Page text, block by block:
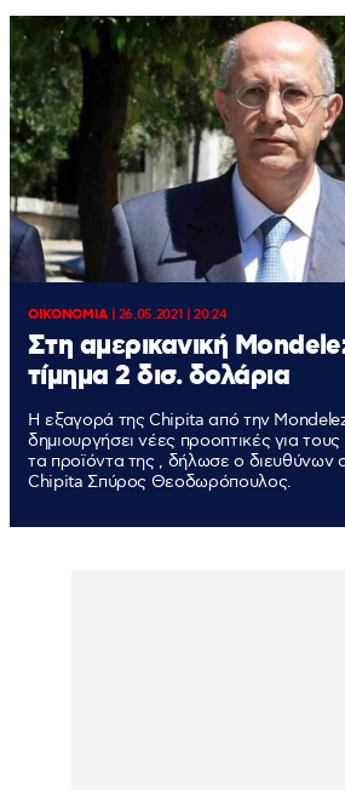
ΟΙΚΟΝΟΜΙΑ| 26.05.2021 | 20:24
Στη αμερικανική
τίμημα 2 δισ. δολάρια
Η εξαγορά της Chipita από την
δημιουργήσει νέες προοπτικές για
τα προϊόντα της , δήλωσε ο διευθύνων
Chipita Σπύρος Θεοδωρόπουλος.